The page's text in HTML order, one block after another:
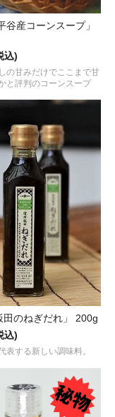
谷産コーンスープ」
込)
の甘みだけでここまで甘
と評判のコーンスープ
田のねぎだれ」 200g
込)
表する新しい調味料。